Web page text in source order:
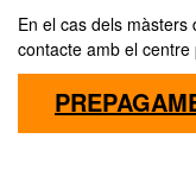
En el cas dels
contacte amb el